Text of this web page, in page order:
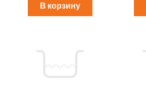
В корзину